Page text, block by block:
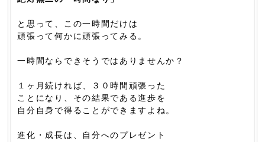
と思って、この一時間だけは
頑張って何かに頑張ってみる。
一時間ならできそうではありませんか？
１ヶ月続ければ、３０時間頑張った
ことになり、その結果である進歩を
自分自身で得ることができますよね。
進化・成長は、自分へのプレゼント